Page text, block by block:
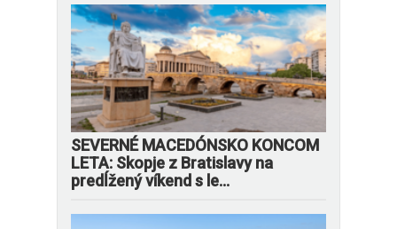
SEVERNÉ MACEDÓNSKO KONCOM
LETA: Skopje z Bratislavy na
predĺžený víkend s le...